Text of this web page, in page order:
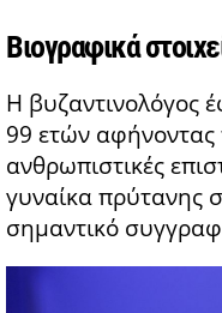
Βιογραφικά
Η βυζαντινολόγος
99 ετών αφήνοντας
ανθρωπιστικές
γυναίκα πρύτανης
σημαντικό